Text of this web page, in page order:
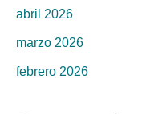
abril 2026
marzo 2026
febrero 2026